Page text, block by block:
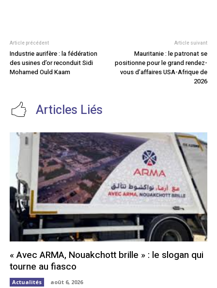
Article précédent
Industrie aurifère : la fédération
des usines d’or reconduit Sidi
Mohamed Ould Kaam
Article suivant
Mauritanie : le patronat se
positionne pour le grand rendez-
vous d’affaires USA-Afrique de
2026
Articles Liés
« Avec ARMA, Nouakchott brille » : le slogan qui
tourne au fiasco
Actualités août 6, 2026